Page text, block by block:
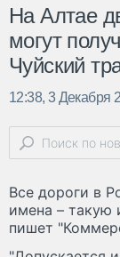
На Алтае
могут
Чуйский
12:38, 3 Декабря
Все дороги в
имена – такую
пишет